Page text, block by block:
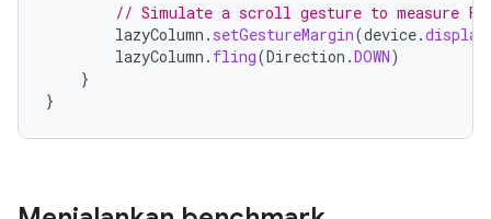
// Simulate a scroll gesture to measure
lazyColumn . setGestureMargin(device.
lazyColumn . fling(Direction .DOWN)
}
}